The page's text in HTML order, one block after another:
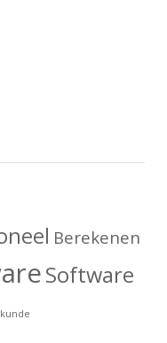
Berekenen
Software